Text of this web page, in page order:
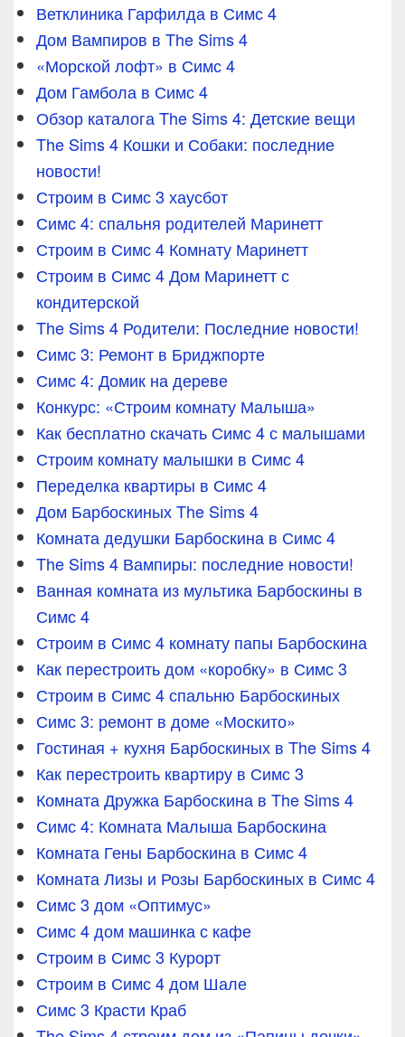
Ветклиника Гарфилда в Симс 4
Дом Вампиров в The Sims 4
«Морской лофт» в Симс 4
Дом Гамбола в Симс 4
Обзор каталога The Sims 4: Детские вещи
The Sims 4 Кошки и Собаки: последние
новости!
Строим в Симс 3 хаусбот
Симс 4: спальня родителей Маринетт
Строим в Симс 4 Комнату Маринетт
Строим в Симс 4 Дом Маринетт с
кондитерской
The Sims 4 Родители: Последние новости!
Симс 3: Ремонт в Бриджпорте
Симс 4: Домик на дереве
Конкурс: «Строим комнату Малыша»
Как бесплатно скачать Симс 4 с малышами
Строим комнату малышки в Симс 4
Переделка квартиры в Симс 4
Дом Барбоскиных The Sims 4
Комната дедушки Барбоскина в Симс 4
The Sims 4 Вампиры: последние новости!
Ванная комната из мультика Барбоскины в
Симс 4
Строим в Симс 4 комнату папы Барбоскина
Как перестроить дом «коробку» в Симс 3
Строим в Симс 4 спальню Барбоскиных
Симс 3: ремонт в доме «Москито»
Гостиная + кухня Барбоскиных в The Sims 4
Как перестроить квартиру в Симс 3
Комната Дружка Барбоскина в The Sims 4
Симс 4: Комната Малыша Барбоскина
Комната Гены Барбоскина в Симс 4
Комната Лизы и Розы Барбоскиных в Симс 4
Симс 3 дом «Оптимус»
Симс 4 дом машинка с кафе
Строим в Симс 3 Курорт
Строим в Симс 4 дом Шале
Симс 3 Красти Краб